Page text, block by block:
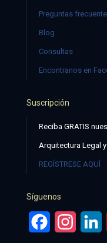
Preguntas
Blog
Consultas
Encontranos en
Suscripción
Reciba GRATIS
Arquitectura Legal
REGÍSTRESE AQUÍ
Síguenos
Facebook